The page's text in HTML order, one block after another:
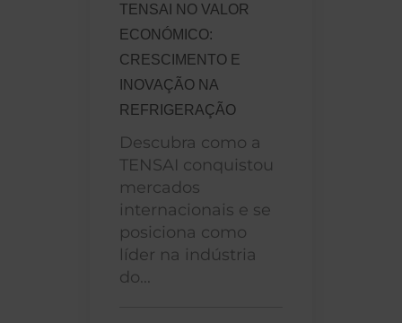
TENSAI NO VALOR
ECONÓMICO:
CRESCIMENTO E
INOVAÇÃO NA
REFRIGERAÇÃO
Descubra como a
TENSAI conquistou
mercados
internacionais e se
posiciona como
líder na indústria
do...